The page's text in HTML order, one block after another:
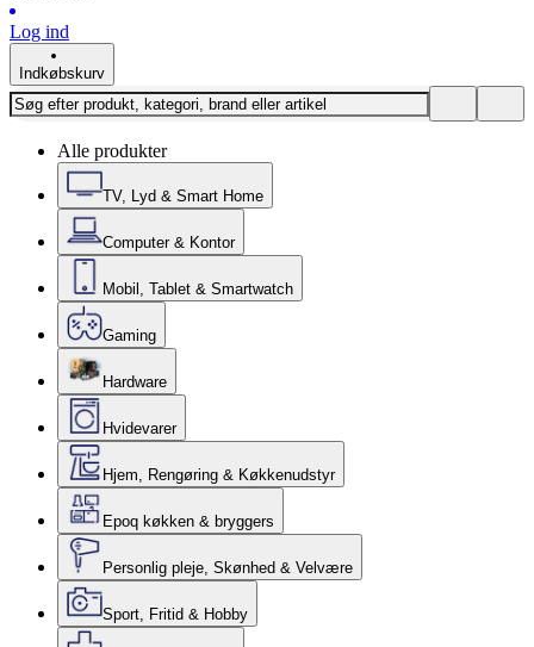
Log ind
Indkøbskurv
Alle produkter
TV, Lyd & Smart Home
Computer & Kontor
Mobil, Tablet & Smartwatch
Gaming
Hardware
Hvidevarer
Hjem, Rengøring & Køkkenudstyr
Epoq køkken & bryggers
Personlig pleje, Skønhed & Velvære
Sport, Fritid & Hobby